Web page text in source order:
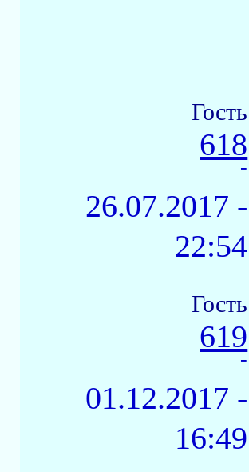
Гость
618
-
26.07.2017 -
22:54
Гость
619
-
01.12.2017 -
16:49